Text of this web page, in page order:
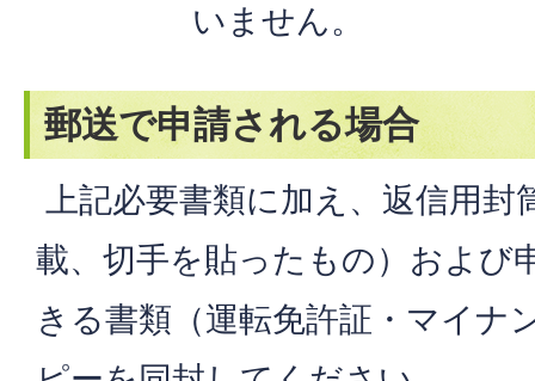
いません。
郵送で申請される場合
上記必要書類に加え、返信用封
載、切手を貼ったもの）および
きる書類（運転免許証・マイナ